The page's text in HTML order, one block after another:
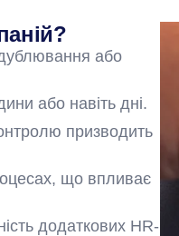
або
або навіть дні.
призводить
що впливає
додаткових HR-